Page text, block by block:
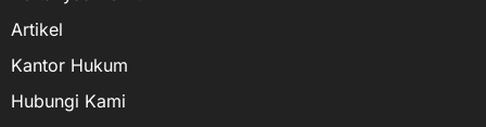
Artikel
Kantor Hukum
Hubungi Kami